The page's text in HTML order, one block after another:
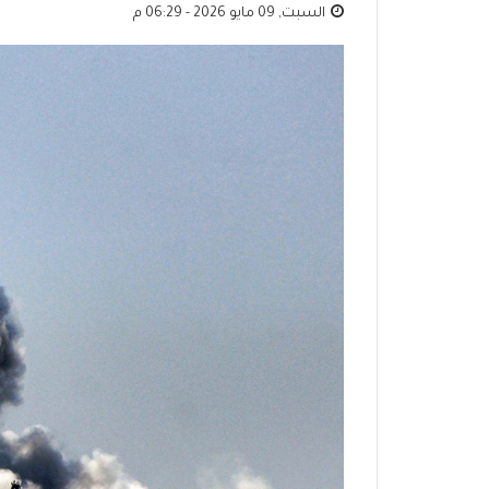
السبت, 09 مايو 2026 - 06:29 م